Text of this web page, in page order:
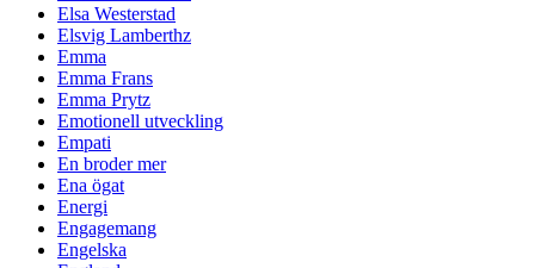
Elsa Westerstad
Elsvig Lamberthz
Emma
Emma Frans
Emma Prytz
Emotionell utveckling
Empati
En broder mer
Ena ögat
Energi
Engagemang
Engelska